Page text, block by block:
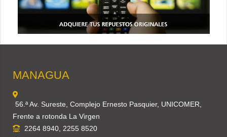
MANAGUA
56.ª Av. Sureste, Complejo Ernesto Pasquier, UNICOMER,
Frente a rotonda La Virgen
2264 8940, 2255 8520